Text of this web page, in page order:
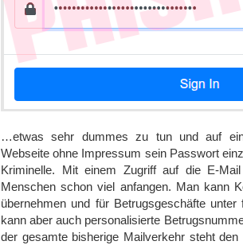
…etwas sehr dummes zu tun und auf
Webseite ohne Impressum sein Passwort
Kriminelle. Mit einem Zugriff auf die E-
Menschen schon viel anfangen. Man kann
übernehmen und für Betrugsgeschäfte
kann aber auch personalisierte
der gesamte bisherige Mailverkehr steht